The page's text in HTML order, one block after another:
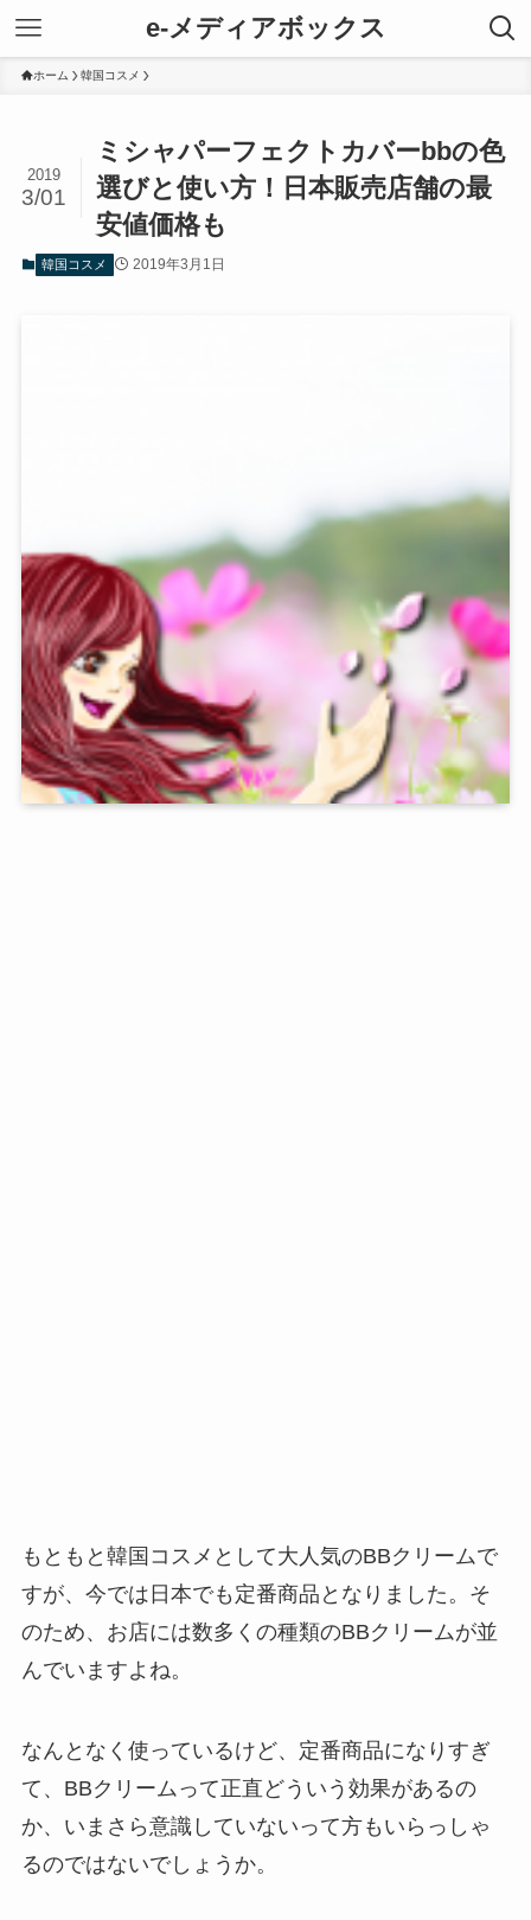
e-メディアボックス
ホーム 韓国コスメ
ミシャパーフェクトカバーbbの色
選びと使い方！日本販売店舗の最
安値価格も
2019
3/01
韓国コスメ 2019年3月1日
もともと韓国コスメとして大人気のBBクリームで
すが、今では日本でも定番商品となりました。 そ
のため、お店には数多くの種類のBBクリームが並
んでいますよね。
なんとなく使っているけど、定番商品になりすぎ
て、BBクリームって正直どういう効果があるの
か、いまさら意識していないって方もいらっしゃ
るのではないでしょうか。